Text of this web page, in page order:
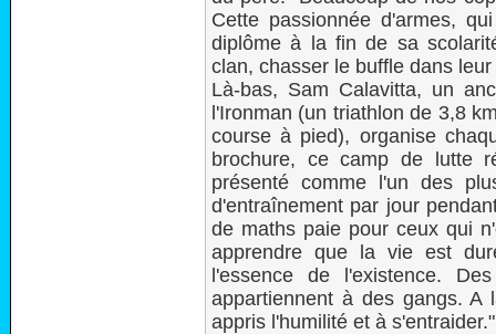
Cette passionnée d'armes,
diplôme à la fin de sa
clan, chasser le buffle dans
Là-bas, Sam Calavitta, un
l'Ironman (un triathlon de 3,8
course à pied), organise
brochure, ce camp de lutte
présenté comme l'un des
d'entraînement par jour
de maths paie pour ceux qui
apprendre que la vie est
l'essence de l'existence.
appartiennent à des gangs.
appris l'humilité et à s'entraider."